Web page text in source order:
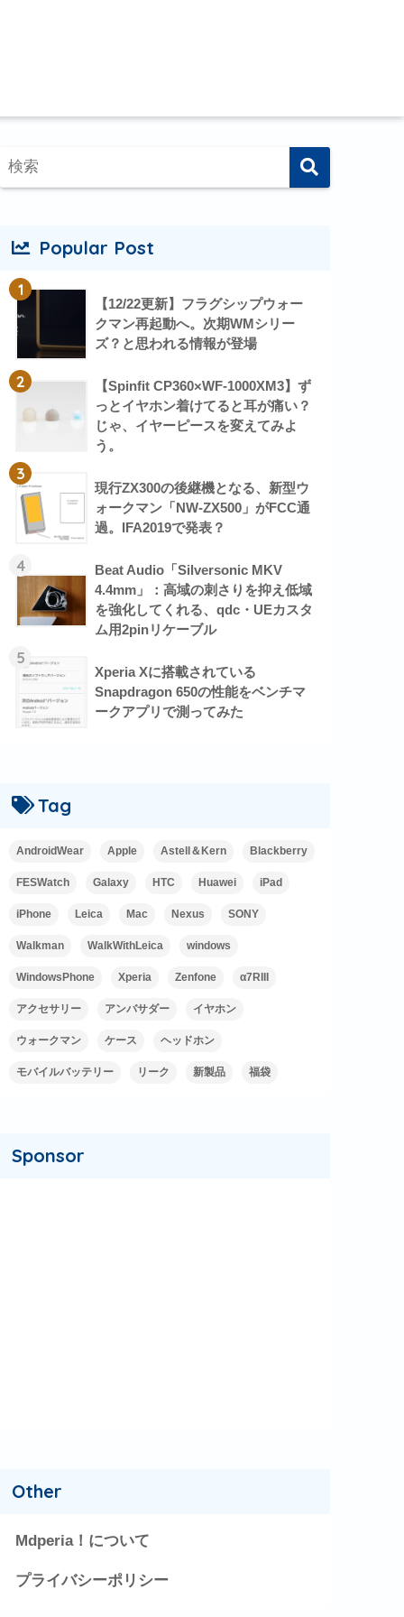
Popular Post
1
【12/22更新】フラグシップウォー
クマン再起動へ。次期WMシリー
ズ？と思われる情報が登場
2
【Spinfit CP360×WF-1000XM3】ず
っとイヤホン着けてると耳が痛い？
じゃ、イヤーピースを変えてみよ
う。
3
現行ZX300の後継機となる、新型ウ
ォークマン「NW-ZX500」がFCC通
過。IFA2019で発表？
4
Beat Audio「Silversonic MKV
4.4mm」：高域の刺さりを抑え低域
を強化してくれる、qdc・UEカスタ
ム用2pinリケーブル
5
Xperia Xに搭載されている
Snapdragon 650の性能をベンチマ
ークアプリで測ってみた
Tag
AndroidWear Apple Astell＆Kern Blackberry
FESWatch Galaxy HTC Huawei iPad
iPhone Leica Mac Nexus SONY
Walkman WalkWithLeica windows
WindowsPhone Xperia Zenfone α7RIII
アクセサリー アンバサダー イヤホン
ウォークマン ケース ヘッドホン
モバイルバッテリー リーク 新製品 福袋
Sponsor
Other
Mdperia！について
プライバシーポリシー